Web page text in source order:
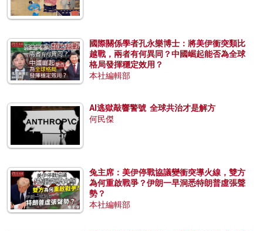
國際關係學者孔永樂博士：將美伊衝突類比
越戰，兩者有何異同？中國崛起能否為全球
格局發揮穩定效用？
本社編輯部
AI逃獄敲響警號 全球共治才是解方
何民傑
兔主席：美伊停戰協議變衝突導火線，雙方
為何重啟戰爭？伊朗一早洞悉特朗普虛張聲
勢？
本社編輯部